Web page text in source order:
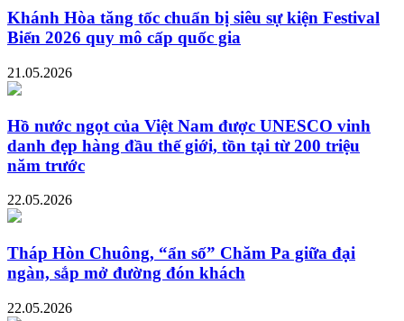
Khánh Hòa tăng tốc chuẩn bị siêu sự kiện Festival
Biển 2026 quy mô cấp quốc gia
21.05.2026
Hồ nước ngọt của Việt Nam được UNESCO vinh
danh đẹp hàng đầu thế giới, tồn tại từ 200 triệu
năm trước
22.05.2026
Tháp Hòn Chuông, “ẩn số” Chăm Pa giữa đại
ngàn, sắp mở đường đón khách
22.05.2026